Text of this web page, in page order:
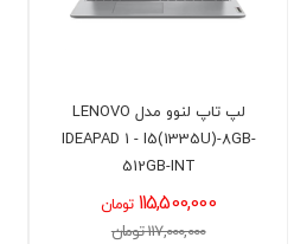
لپ تاپ لنوو مدل LENOVO
IDEAPAD 1 - I5(1335U)-8GB-
512GB-INT
115,500,000 تومان
117,000,000 تومان